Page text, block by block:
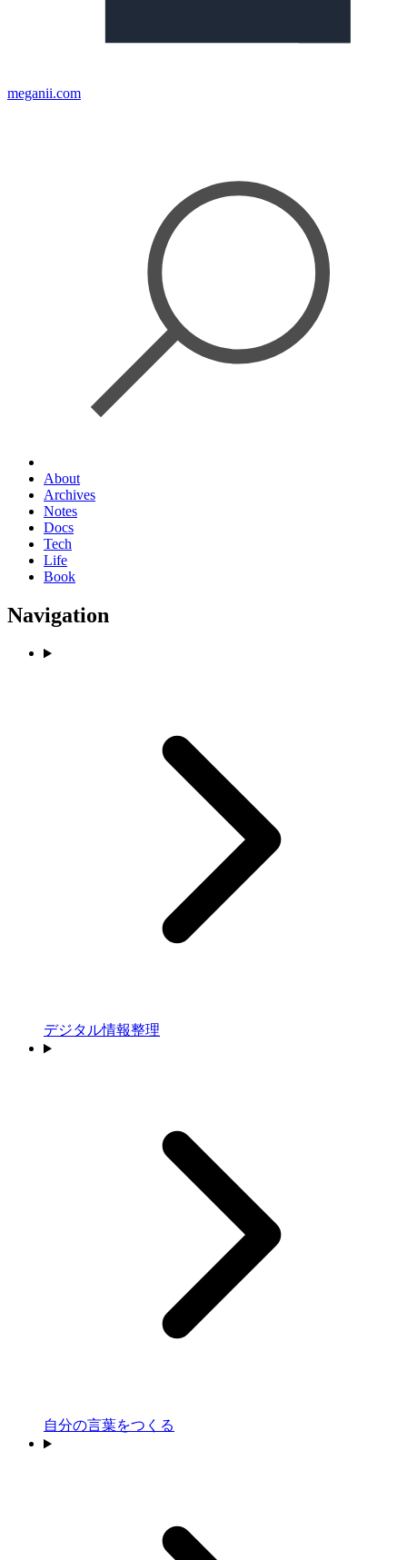
meganii.com
About
Archives
Notes
Docs
Tech
Life
Book
Navigation
デジタル情報整理
自分の言葉をつくる